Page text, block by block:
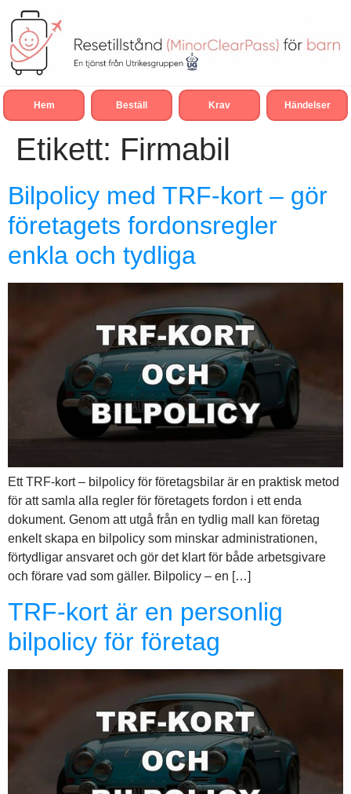
Hem Beställ Krav Händelser
Etikett: Firmabil
Bilpolicy med TRF-kort – gör
företagets fordonsregler
enkla och tydliga
Ett TRF-kort – bilpolicy för företagsbilar är en praktisk metod
för att samla alla regler för företagets fordon i ett enda
dokument. Genom att utgå från en tydlig mall kan företag
enkelt skapa en bilpolicy som minskar administrationen,
förtydligar ansvaret och gör det klart för både arbetsgivare
och förare vad som gäller. Bilpolicy – en […]
TRF-kort är en personlig
bilpolicy för företag